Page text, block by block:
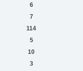
6
7
114
5
10
3